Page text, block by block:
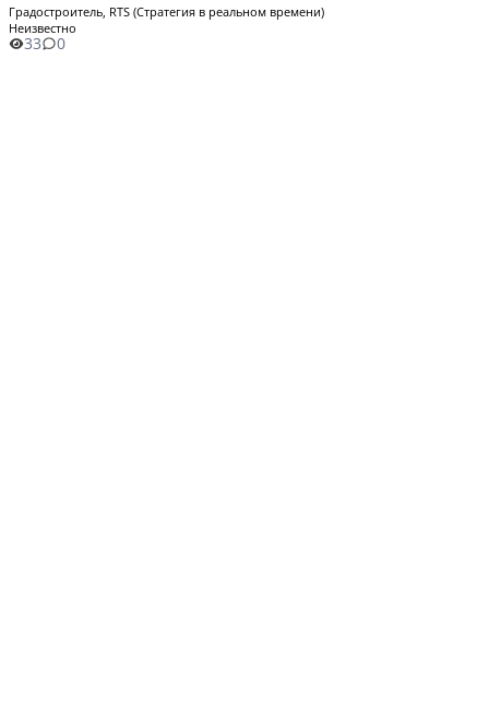
Градостроитель, RTS (Стратегия в реальном времени)
Неизвестно
33 0